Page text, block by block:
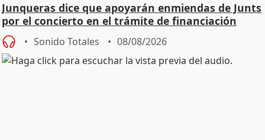
Junqueras dice que apoyarán enmiendas de Junts
por el concierto en el trámite de financiación
Sonido Totales 08/08/2026